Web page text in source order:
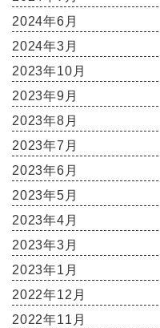
2024年6月
2024年3月
2023年10月
2023年9月
2023年8月
2023年7月
2023年6月
2023年5月
2023年4月
2023年3月
2023年1月
2022年12月
2022年11月